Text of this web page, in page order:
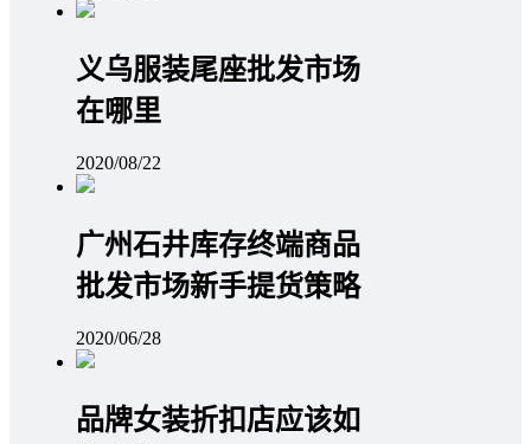
义乌服装尾座批发市场
在哪里
2020/08/22
广州石井库存终端商品
批发市场新手提货策略
2020/06/28
品牌女装折扣店应该如